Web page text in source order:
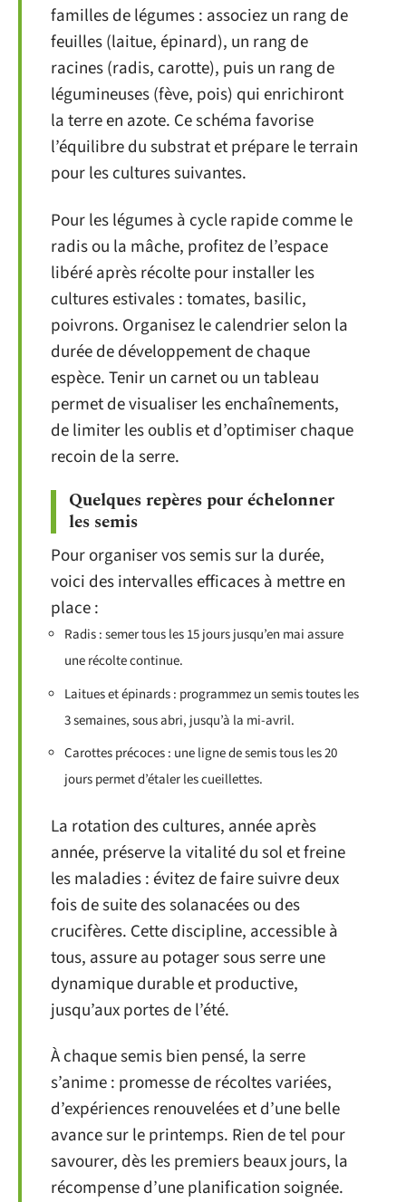
familles de légumes : associez un rang de
feuilles (laitue, épinard), un rang de
racines (radis, carotte), puis un rang de
légumineuses (fève, pois) qui enrichiront
la terre en azote. Ce schéma favorise
l’équilibre du substrat et prépare le terrain
pour les cultures suivantes.
Pour les légumes à cycle rapide comme le
radis ou la mâche, profitez de l’espace
libéré après récolte pour installer les
cultures estivales : tomates, basilic,
poivrons. Organisez le calendrier selon la
durée de développement de chaque
espèce. Tenir un carnet ou un tableau
permet de visualiser les enchaînements,
de limiter les oublis et d’optimiser chaque
recoin de la serre.
Quelques repères pour échelonner
les semis
Pour organiser vos semis sur la durée,
voici des intervalles efficaces à mettre en
place :
Radis : semer tous les 15 jours jusqu’en mai assure
une récolte continue.
Laitues et épinards : programmez un semis toutes les
3 semaines, sous abri, jusqu’à la mi-avril.
Carottes précoces : une ligne de semis tous les 20
jours permet d’étaler les cueillettes.
La rotation des cultures, année après
année, préserve la vitalité du sol et freine
les maladies : évitez de faire suivre deux
fois de suite des solanacées ou des
crucifères. Cette discipline, accessible à
tous, assure au potager sous serre une
dynamique durable et productive,
jusqu’aux portes de l’été.
À chaque semis bien pensé, la serre
s’anime : promesse de récoltes variées,
d’expériences renouvelées et d’une belle
avance sur le printemps. Rien de tel pour
savourer, dès les premiers beaux jours, la
récompense d’une planification soignée.